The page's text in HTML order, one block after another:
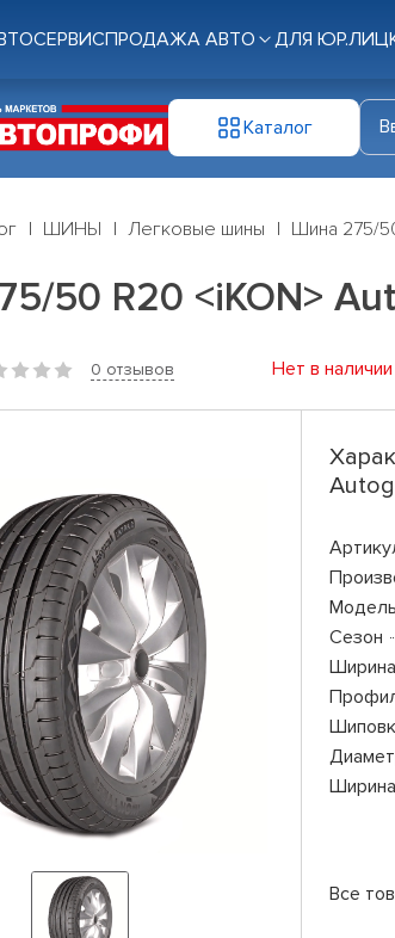
ПРОДАЖА АВТО ДЛЯ ЮР.ЛИЦ
Каталог
ШИНЫ Легковые шины Шина 275/
50 R20 <iKON>
0 отзывов Нет в наличии
Модель
Сезон
Ширина
Все